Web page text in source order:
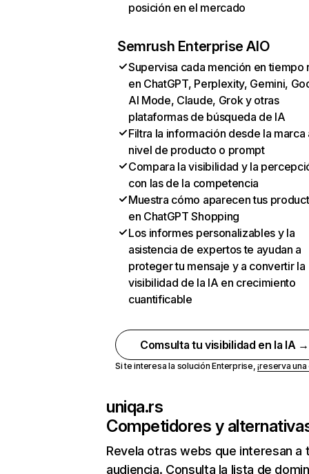
posición en el mercado
Semrush Enterprise AIO
Supervisa cada mención en tiempo
en ChatGPT, Perplexity, Gemini,
AI Mode, Claude, Grok y otras
plataformas de búsqueda de IA
Filtra la información desde la marca
nivel de producto o prompt
Compara la visibilidad y la
con las de la competencia
Muestra cómo aparecen tus
en ChatGPT Shopping
Los informes personalizables y la
asistencia de expertos te ayudan a
proteger tu mensaje y a convertir la
visibilidad de la IA en crecimiento
cuantificable
Comsulta tu visibilidad en la IA →
Si te interesa la solución Enterprise,¡reserva
uniqa.rs
Competidores y
Revela otras webs que interesan a
audiencia. Consulta la lista de